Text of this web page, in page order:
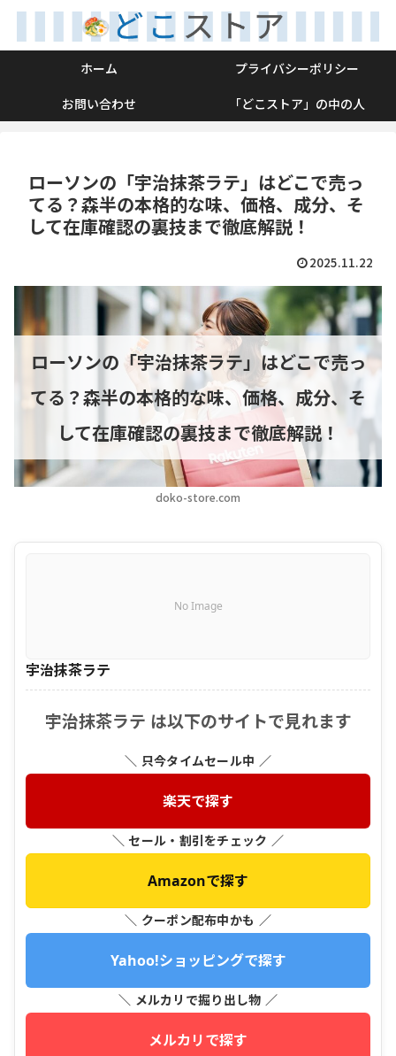
ホーム
プライバシーポリシー
お問い合わせ
「どこストア」の中の人
ローソンの「宇治抹茶ラテ」はどこで売っ
てる？森半の本格的な味、価格、成分、そ
して在庫確認の裏技まで徹底解説！
2025.11.22
doko-store.com
ローソンの「宇治抹茶ラテ」はどこで売っ
てる？森半の本格的な味、価格、成分、そ
して在庫確認の裏技まで徹底解説！
No Image
宇治抹茶ラテ
宇治抹茶ラテ は以下のサイトで見れます
＼ 只今タイムセール中 ／
楽天で探す
＼ セール・割引をチェック ／
Amazonで探す
＼ クーポン配布中かも ／
Yahoo!ショッピングで探す
＼ メルカリで掘り出し物 ／
メルカリで探す